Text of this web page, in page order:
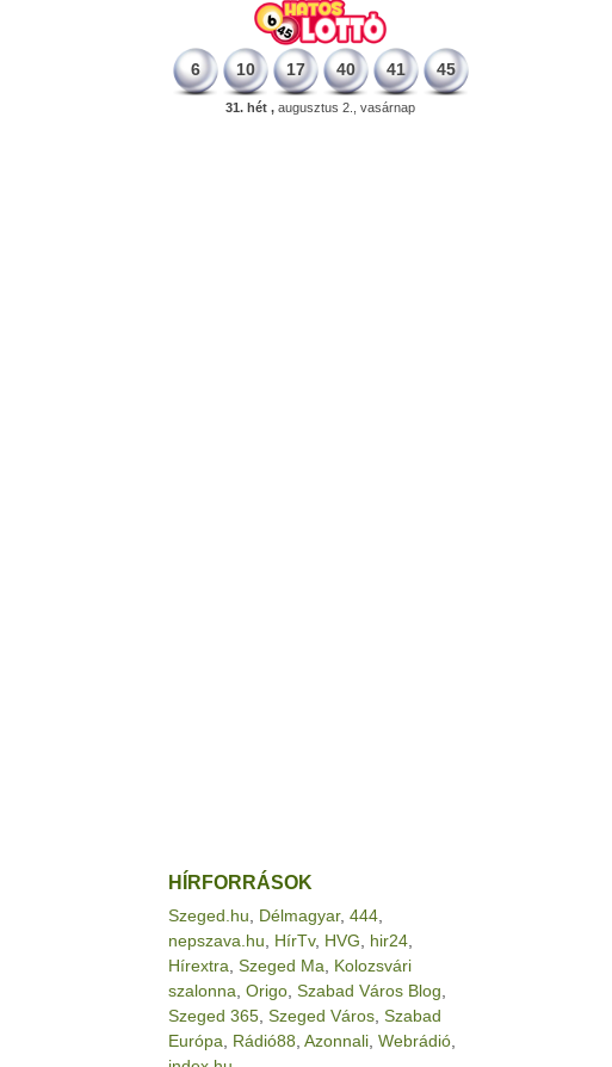
6 10 17 40 41 45
31. hét , augusztus 2., vasárnap
HÍRFORRÁSOK
Szeged.hu Délmagyar, 444
nepszava.hu
HírTv, HVG hir24
Hírextra Szeged Ma
Kolozsvári
szalonna Origo Szabad Város Blog
Szeged 365 Szeged Város Szabad
Európa
Rádió88 Azonnali Webrádió